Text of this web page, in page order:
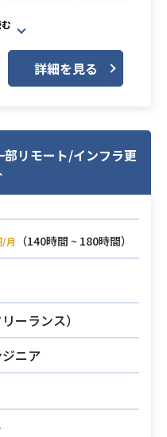
Web Services)
Apache Tomcat
的な保守改修作業を
ます。
発を担当していただ
言語(Vue or React)
以上
ストまでの一連工
上
開発経験2年以上
興味があり日ごろか
方
ション、勤怠問題な
詳細を見る
リモート/インフラ更
/月
（140時間 ~ 180時間）
ーランス）
ニア